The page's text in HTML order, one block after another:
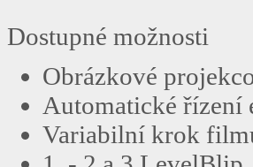
Dostupné možnosti
Obrázkové
Automatické řízení
Variabilní krok